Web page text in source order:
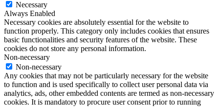
Necessary
Always Enabled
Necessary cookies are absolutely essential for the website to
function properly. This category only includes cookies that ensures
basic functionalities and security features of the website. These
cookies do not store any personal information.
Non-necessary
Non-necessary
Any cookies that may not be particularly necessary for the website
to function and is used specifically to collect user personal data via
analytics, ads, other embedded contents are termed as non-necessary
cookies. It is mandatory to procure user consent prior to running